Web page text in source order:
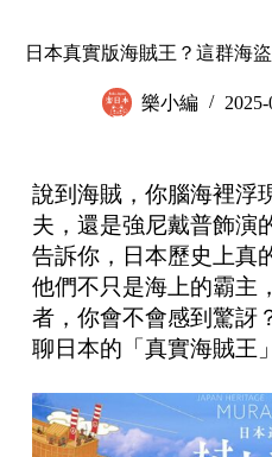
日本真實版海賊王？這群海
樂小編
說到海賊，你腦海裡浮
夫，還是強尼戴普飾演
告訴你，日本歷史上真
他們不只是海上的霸主
者，你會不會感到驚訝
聊日本的「真實海賊王